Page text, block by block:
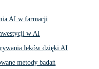
AI w farmacji
w AI
leków dzięki AI
metody badań